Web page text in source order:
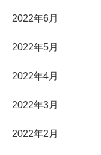
2022年6月
2022年5月
2022年4月
2022年3月
2022年2月